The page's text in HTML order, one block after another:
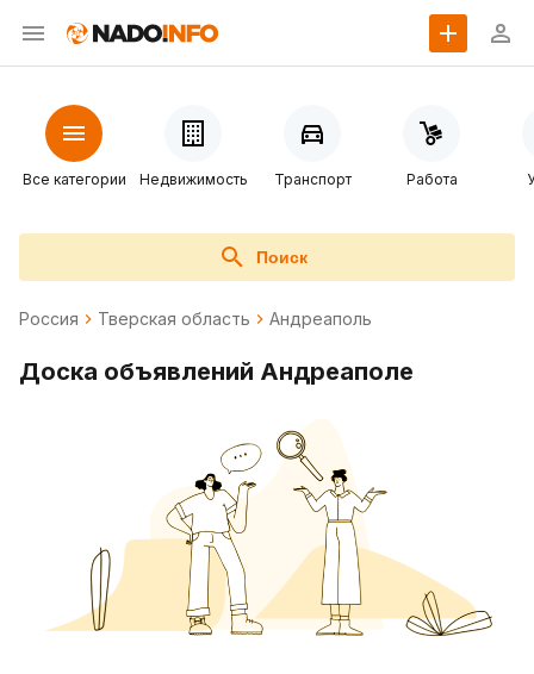
Все категории Недвижимость Транспорт Работа
Поиск
Россия Тверская область Андреаполь
Доска объявлений Андреаполе